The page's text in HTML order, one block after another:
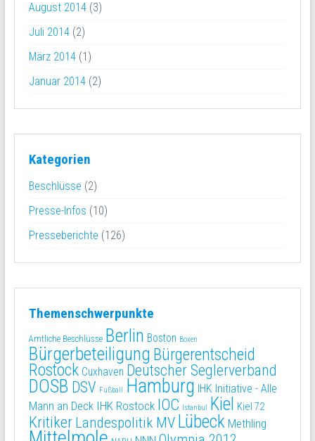
August 2014(3)
Juli 2014(2)
März 2014(1)
Januar 2014(2)
Kategorien
Beschlüsse (2)
Presse-Infos (10)
Presseberichte (126)
Themenschwerpunkte
Amtliche Beschlüsse Berlin Boston Boxen
Bürgerbeteiligung Bürgerentscheid
Rostock Cuxhaven Deutscher Seglerverband
DOSB DSV Fußball Hamburg IHK Initiative - Alle
Mann an Deck IHK Rostock IOC Istanbul Kiel Kiel 72
Kritiker Landespolitik MV Lübeck Methling